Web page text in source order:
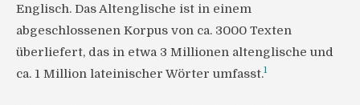
Englisch. Das Altenglische ist in einem
abgeschlossenen Korpus von ca. 3000 Texten
überliefert, das in etwa 3 Millionen altenglische und
ca. 1 Million lateinischer Wörter umfasst.1